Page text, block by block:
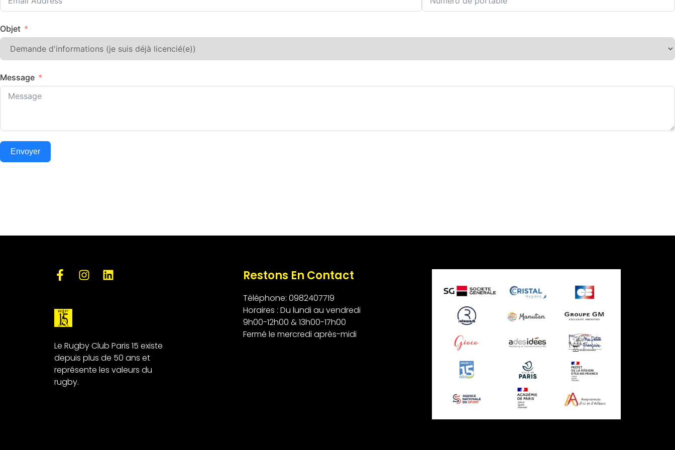
Objet
Message
Envoyer
Le Rugby Club Paris 15 existe
depuis plus de 50 ans et
représente les valeurs du
rugby.
Restons En Contact
Téléphone: 0982407719
Horaires : Du lundi au vendredi
9h00-12h00 & 13h00-17h00
Fermé le mercredi après-midi